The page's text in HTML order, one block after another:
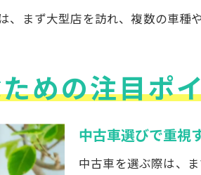
まず大型店を訪れ、複数の車種
めの注目ポ
中古車選びで重視
中古車を選ぶ際は、